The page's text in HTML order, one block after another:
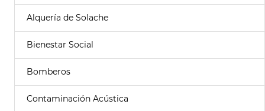
Alquería de Solache
Bienestar Social
Bomberos
Contaminación Acústica